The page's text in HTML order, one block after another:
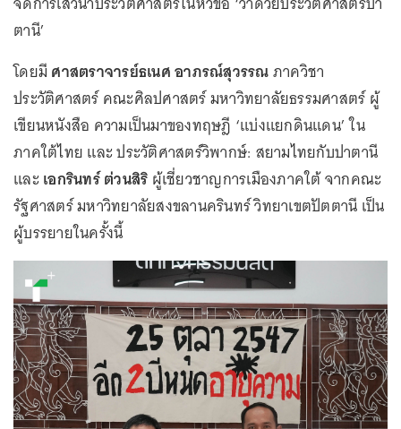
ตานี’
โดยมี ศาสตราจารย์ธเนศ อาภรณ์สุวรรณภาควิชา
ประวัติศาสตร์ คณะศิลปศาสตร์ มหาวิทยาลัยธรรมศาสตร์ ผู้
เขียนหนังสือ ความเป็นมาของทฤษฎี ‘แบ่งแยกดินแดน’ ใน
ภาคใต้ไทย และ ประวัติศาสตร์วิพากษ์: สยามไทยกับปาตานี
และเอกรินทร์ ต่วนสิริ ผู้เชี่ยวชาญการเมืองภาคใต้ จากคณะ
รัฐศาสตร์ มหาวิทยาลัยสงขลานครินทร์ วิทยาเขตปัตตานี เป็น
ผู้บรรยายในครั้งนี้